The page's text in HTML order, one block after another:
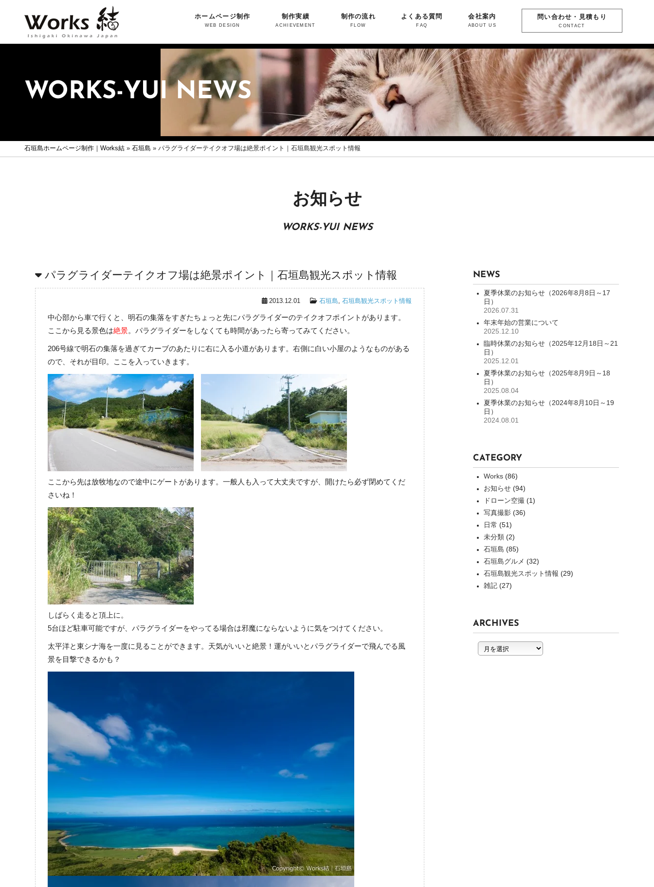
ホームページ制作
WEB DESIGN
制作実績
ACHIEVEMENT
制作の流れ
FLOW
よくある質問
FAQ
会社案内
ABOUT US
問い合わせ・見積もり
CONTACT
WORKS-YUI NEWS
石垣島ホームページ制作｜Works結 » 石垣島 » パラグライダーテイクオフ場は絶景ポイント｜石垣島観光スポット情報
お知らせ
WORKS-YUI NEWS
パラグライダーテイクオフ場は絶景ポイント｜石垣島観光スポット情報
2013.12.01 石垣島, 石垣島観光スポット情報
中心部から車で行くと、明石の集落をすぎたちょっと先にパラグライダーのテイクオフポイントがあります。
ここから見る景色は絶景。パラグライダーをしなくても時間があったら寄ってみてください。
206号線で明石の集落を過ぎてカーブのあたりに右に入る小道があります。右側に白い小屋のようなものがある
ので、それが目印。ここを入っていきます。
ここから先は放牧地なので途中にゲートがあります。一般人も入って大丈夫ですが、開けたら必ず閉めてくだ
さいね！
しばらく走ると頂上に。
5台ほど駐車可能ですが、パラグライダーをやってる場合は邪魔にならないように気をつけてください。
太平洋と東シナ海を一度に見ることができます。天気がいいと絶景！運がいいとパラグライダーで飛んでる風
景を目撃できるかも？
NEWS
夏季休業のお知らせ（2026年8月8日～17
日）
2026.07.31
年末年始の営業について
2025.12.10
臨時休業のお知らせ（2025年12月18日～21
日）
2025.12.01
夏季休業のお知らせ（2025年8月9日～18
日）
2025.08.04
夏季休業のお知らせ（2024年8月10日～19
日）
2024.08.01
CATEGORY
Works (86)
お知らせ (94)
ドローン空撮 (1)
写真撮影 (36)
日常 (51)
未分類 (2)
石垣島 (85)
石垣島グルメ (32)
石垣島観光スポット情報 (29)
雑記 (27)
ARCHIVES
ARCHIVES